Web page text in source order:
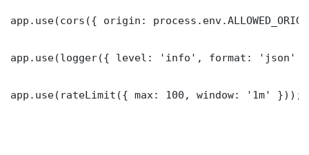
app.use(cors({ origin:
app.use(logger({ level: 'info', format: 'json'
app.use(rateLimit({ max: 100, window: '1m' }));